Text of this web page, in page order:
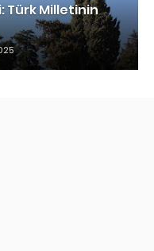
Türk Milletinin